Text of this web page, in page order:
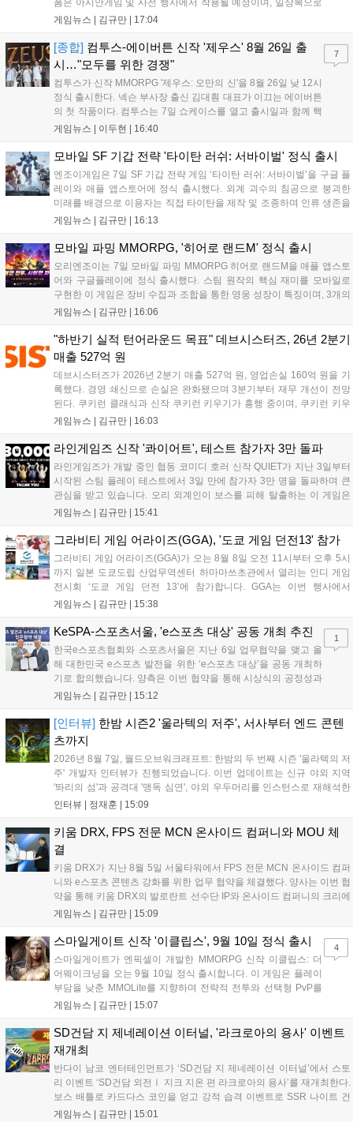
폼은 아시안게임 및 사전 행사에서 착용될 예정이며, 일상복으로
구성된 컬렉션은 오는 8월 28일부터 골스튜디오 공식 홈페이지
서는 대회 규정에 따라 별도의 유니폼을 착용할 계획이다....
게임뉴스 | 김규만 17:04
[종합] 컴투스-에이버튼 신작 '제우스' 8월 26일 출
시…"모두를 위한 경쟁"
컴투스가 신작 MMORPG '제우스: 오만의 신'을 8월 26일 낮 12시
정식 출시한다. 넥슨 부사장 출신 김대훤 대표가 이끄는 에이버튼
의 첫 작품이다. 컴투스는 7일 쇼케이스를 열고 출시일과 함께 핵
심 콘텐츠, 유료화 정책, 운영 방향을 공개했다. 캐릭터명 선점은
의 오만으로 균열이...
게임뉴스 | 이두현 16:40
7
모바일 SF 기갑 전략 '타이탄 러쉬: 서바이벌' 정식 출시
엔조이게임은 7일 SF 기갑 전략 게임 ‘타이탄 러쉬: 서바이벌’을 구글 플
레이와 애플 앱스토어에 정식 출시했다. 외계 괴수의 침공으로 붕괴한
미래를 배경으로 이용자는 직접 타이탄을 제작 및 조종하며 인류 생존을
위한 전투를 펼친다. 지휘관 모집, 피난처 운영, 연맹 협동 콘텐츠가 특징
지원 보상을 제공한다. 상세 내용은 공식 커뮤니티에서 확인 가능하다....
게임뉴스 | 김규만 16:13
모바일 파밍 MMORPG, '히어로 랜드M' 정식 출시
오리엔조이는 7일 모바일 파밍 MMORPG 히어로 랜드M을 애플 앱스토
어와 구글플레이에 정식 출시했다. 스팀 원작의 핵심 재미를 모바일로
구현한 이 게임은 장비 수집과 조합을 통한 영웅 성장이 특징이며, 3개의
무기 스킬을 활용한 전략적 전투와 길드전 등 다양한 콘텐츠를 제공한
혜택을 지급하며, 상세 내용은 공식 라운지에서 확인할 수 있다. 이용자
는 게임 접속 및 주요 콘텐츠 플레이를 통해 성장을 지원받을 수 있다....
게임뉴스 | 김규만 16:06
"하반기 실적 턴어라운드 목표" 데브시스터즈, 26년 2분기
매출 527억 원
데브시스터즈가 2026년 2분기 매출 527억 원, 영업손실 160억 원을 기
록했다. 경영 쇄신으로 손실은 완화됐으며 3분기부터 재무 개선이 전망
된다. 쿠키런 클래식과 신작 쿠키런 키우기가 흥행 중이며, 쿠키런 키우
기는 13일 첫 업데이트를 시작으로 2주 간격의 콘텐츠를 제공한다. 또한
이다. 회사는 비용 효율화와 신작 흥행을 통해 하반기 실적 턴어라운드
를 이끌 방침이다....
게임뉴스 | 김규만 16:03
라인게임즈 신작 '콰이어트', 테스트 참가자 3만 돌파
라인게임즈가 개발 중인 협동 코미디 호러 신작 QUIET가 지난 3일부터
시작된 스팀 플레이 테스트에서 3일 만에 참가자 3만 명을 돌파하며 큰
관심을 받고 있습니다. 오리 외계인이 보스를 피해 탈출하는 이 게임은
최대 4인 협동을 지원하며, 소음 관리와 물리 법칙을 활용한 전략적 플레
을 개선 중이며, 상세 정보는 스팀 페이지에서 확인 가능합니다....
게임뉴스 | 김규만 15:41
그라비티 게임 어라이즈(GGA), '도쿄 게임 던전13' 참가
그라비티 게임 어라이즈(GGA)가 오는 8월 8일 오전 11시부터 오후 5시
까지 일본 도쿄도립 산업무역센터 하마마쓰초관에서 열리는 인디 게임
전시회 ‘도쿄 게임 던전 13’에 참가합니다. GGA는 이번 행사에서
‘JALECO ARCADE COLLECTION’ 시리즈의 미공개 작품 12종을 최초
입니다. 시연 참여 관람객에게는 선착순으로 특별 굿즈를 증정하며, 인
디 게임 생태계 활성화와 신규 타이틀 반응 확인을 목표로 합니다....
게임뉴스 | 김규만 15:38
KeSPA-스포츠서울, 'e스포츠 대상' 공동 개최 추진
한국e스포츠협회와 스포츠서울은 지난 6일 업무협약을 맺고 올
해 대한민국 e스포츠 발전을 위한 ‘e스포츠 대상’을 공동 개최하
기로 합의했습니다. 양측은 이번 협약을 통해 시상식의 공정성과
전문성을 강화하고 MZ세대를 겨냥한 미디어 영향력을 확대해 e
김영만 회장은 10년 만에 재추진되는 이번 시상식이 e스포츠의
성과와 가치를 널리 알리는 권위 있는 행사가 되도록 노력하겠다
고 밝혔습니다....
게임뉴스 | 김규만 15:12
1
[인터뷰] 한밤 시즌2 '울라텍의 저주', 서사부터 엔드 콘텐
츠까지
2026년 8월 7일, 월드오브워크래프트: 한밤의 두 번째 시즌 '울라텍의 저
주' 개발자 인터뷰가 진행되었습니다. 이번 업데이트는 신규 야외 지역
'똬리의 섬'과 공격대 '맹독 심연', 야외 우두머리를 인스턴스로 재해석한
'소굴'을 포함합니다. 개발진은 하우징 시스템 개선 및 신화+ 던전 로테이
를 표했습니다....
인터뷰 | 정재훈 15:09
키움 DRX, FPS 전문 MCN 온사이드 컴퍼니와 MOU 체
결
키움 DRX가 지난 8월 5일 서울타워에서 FPS 전문 MCN 온사이드 컴퍼
니와 e스포츠 콘텐츠 강화를 위한 업무 협약을 체결했다. 양사는 이번 협
약을 통해 키움 DRX의 발로란트 선수단 IP와 온사이드 컴퍼니의 크리에
이터 네트워크를 결합하여 정규 및 특별 콘텐츠를 공동 기획한다. 또한
오프라인 연계 프로그램을 순차적으로 선보이며 e스포츠 생태계 확장에
나설 계획이다....
게임뉴스 | 김규만 15:09
스마일게이트 신작 '이클립스', 9월 10일 정식 출시
스마일게이트가 엔픽셀이 개발한 MMORPG 신작 이클립스: 더
어웨이크닝을 오는 9월 10일 정식 출시합니다. 이 게임은 플레이
부담을 낮춘 MMOLite를 지향하며 전략적 전투와 선택형 PvP를
특징으로 합니다. 현재 공식 홈페이지와 앱 마켓에서 사전등록을
니다. 또한 카카오톡 채널 추가 시 주차별 스페셜 쿠폰과 한정 스
킨, 경품 이벤트 등 풍성한 혜택을 마련해 이용자들의 기대를 모
으고 있습니다....
게임뉴스 | 김규만 15:07
4
SD건담 지 제네레이션 이터널, '라크로아의 용사' 이벤트
재개최
반다이 남코 엔터테인먼트가 ‘SD건담 지 제네레이션 이터널’에서 스토
리 이벤트 ‘SD건담 외전Ⅰ 지크 지온 편 라크로아의 용사’를 재개최한다.
보스 배틀로 카드다스 코인을 얻고 강적 습격 이벤트로 SSR 나이트 건
담을 획득할 수 있다. 로그인 보너스로 최대 다이아 3,000개를 지급하며,
게임뉴스 | 김규만 15:01